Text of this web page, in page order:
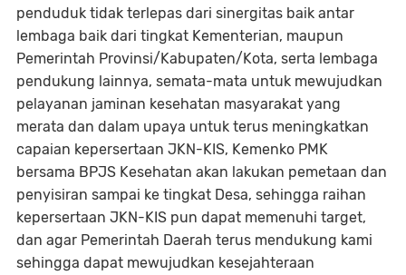
penduduk tidak terlepas dari sinergitas baik antar
lembaga baik dari tingkat Kementerian, maupun
Pemerintah Provinsi/Kabupaten/Kota, serta lembaga
pendukung lainnya, semata-mata untuk mewujudkan
pelayanan jaminan kesehatan masyarakat yang
merata dan dalam upaya untuk terus meningkatkan
capaian kepersertaan JKN-KIS, Kemenko PMK
bersama BPJS Kesehatan akan lakukan pemetaan dan
penyisiran sampai ke tingkat Desa, sehingga raihan
kepersertaan JKN-KIS pun dapat memenuhi target,
dan agar Pemerintah Daerah terus mendukung kami
sehingga dapat mewujudkan kesejahteraan